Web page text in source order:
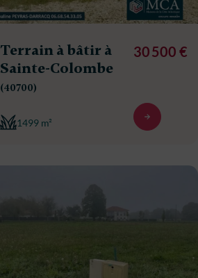
Terrain à bâtir à
Sainte-Colombe
(40700)
1499 m²
30 500 €